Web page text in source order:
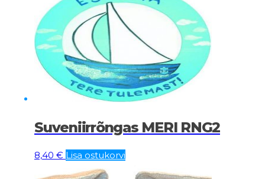
Suveniirrõngas MERI RNG2
8,40 € Lisa ostukorvi